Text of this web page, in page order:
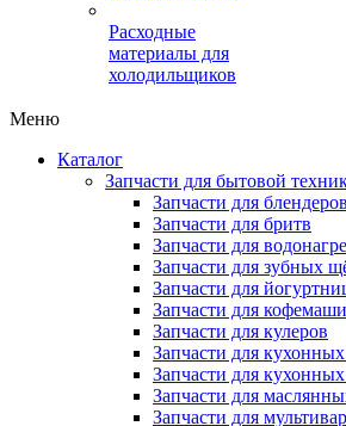
Расходные
материалы для
холодильщиков
Меню
Каталог
Запчасти для бытовой
Запчасти для
Запчасти для бритв
Запчасти для
Запчасти для зубных
Запчасти для
Запчасти для
Запчасти для кулеров
Запчасти для
Запчасти для
Запчасти для
Запчасти для